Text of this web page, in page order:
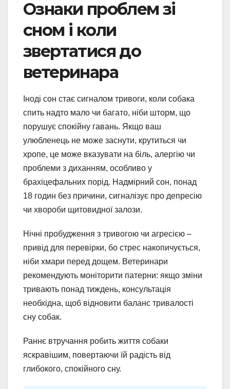
Ознаки проблем зі
сном і коли
звертатися до
ветеринара
Іноді сон стає сигналом тривоги, коли собака
спить надто мало чи багато, ніби шторм, що
порушує спокійну гавань. Якщо ваш
улюбленець не може заснути, крутиться чи
хропе, це може вказувати на біль, алергію чи
проблеми з диханням, особливо у
брахіцефальних порід. Надмірний сон, понад
18 годин без причини, сигналізує про депресію
чи хвороби щитовидної залози.
Нічні пробудження з тривогою чи агресією –
привід для перевірки, бо стрес накопичується,
ніби хмари перед дощем. Ветеринари
рекомендують моніторити патерни: якщо зміни
тривають понад тиждень, консультація
необхідна, щоб відновити баланс тривалості
сну собак.
Раннє втручання робить життя собаки
яскравішим, повертаючи їй радість від
глибокого, спокійного сну.